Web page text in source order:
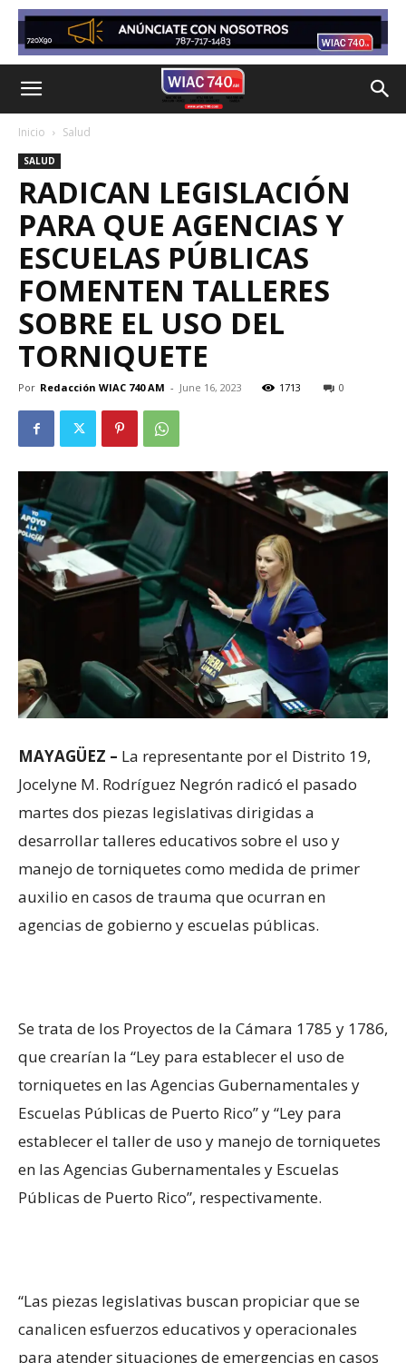
Inicio Salud
SALUD
RADICAN LEGISLACIÓN
PARA QUE AGENCIAS Y
ESCUELAS PÚBLICAS
FOMENTEN TALLERES
SOBRE EL USO DEL
TORNIQUETE
Por Redacción WIAC 740 AM - June 16, 2023 1713 0
MAYAGÜEZ – La representante por el Distrito 19,
Jocelyne M. Rodríguez Negrón radicó el pasado
martes dos piezas legislativas dirigidas a
desarrollar talleres educativos sobre el uso y
manejo de torniquetes como medida de primer
auxilio en casos de trauma que ocurran en
agencias de gobierno y escuelas públicas.
Se trata de los Proyectos de la Cámara 1785 y 1786,
que crearían la “Ley para establecer el uso de
torniquetes en las Agencias Gubernamentales y
Escuelas Públicas de Puerto Rico” y “Ley para
establecer el taller de uso y manejo de torniquetes
en las Agencias Gubernamentales y Escuelas
Públicas de Puerto Rico”, respectivamente.
“Las piezas legislativas buscan propiciar que se
canalicen esfuerzos educativos y operacionales
para atender situaciones de emergencias en casos